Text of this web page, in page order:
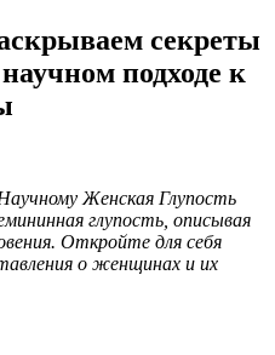
секреты
подходе к
Женская Глупость
глупость, описывая
Откройте для себя
о женщинах и их